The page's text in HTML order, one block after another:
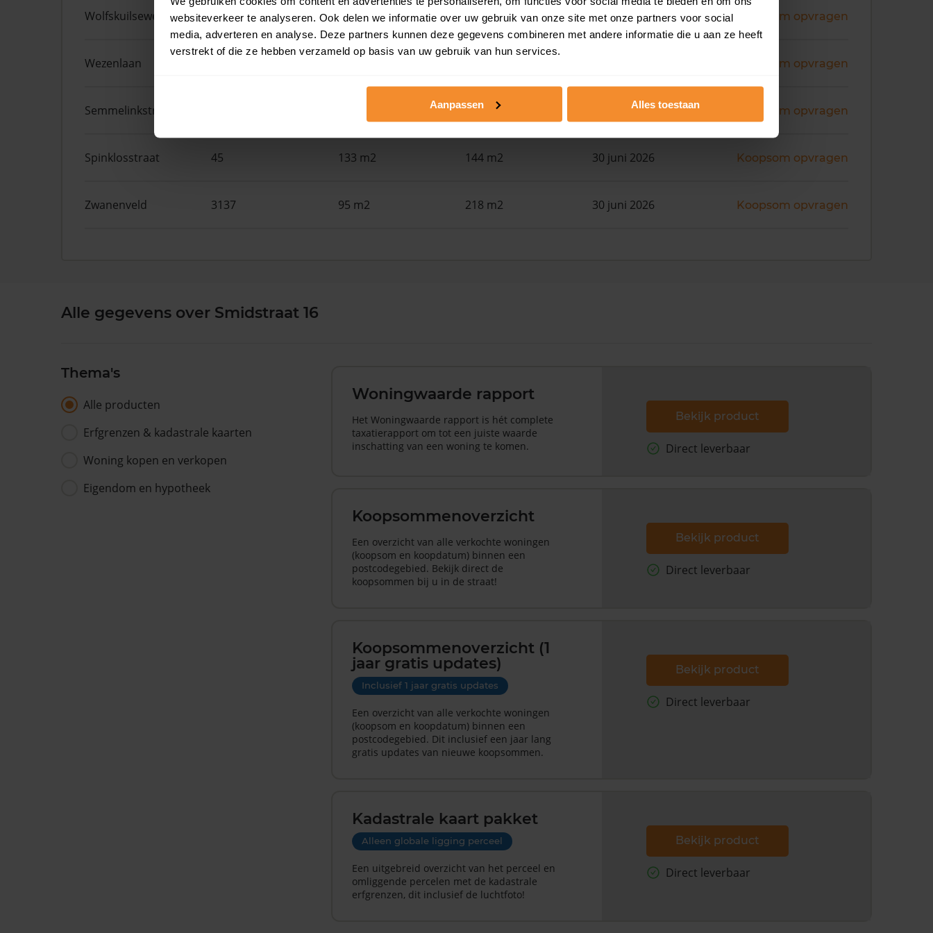
websiteverkeer te analyseren. Ook delen we informatie over uw gebruik van onze site met onze partners voor social
media, adverteren en analyse. Deze partners kunnen deze gegevens combineren met andere informatie die u aan ze heeft
verstrekt of die ze hebben verzameld op basis van uw gebruik van hun services.
Aanpassen Alles toestaan
Wolfskuilseweg 106 108 m2 153 m2 30 juni 2026 Koopsom opvragen
Wezenlaan Koopsom opvragen
Semmelinkstraat 248 m2 30 juni 2026 Koopsom opvragen
Spinklosstraat 45 133 m2 144 m2 30 juni 2026 Koopsom opvragen
Zwanenveld 3137 95 m2 218 m2 30 juni 2026 Koopsom opvragen
Alle gegevens over Smidstraat 16
Thema's
Alle producten
Erfgrenzen & kadastrale kaarten
Woning kopen en verkopen
Eigendom en hypotheek
Woningwaarde rapport
Het Woningwaarde rapport is hét complete
taxatierapport om tot een juiste waarde
inschatting van een woning te komen.
Bekijk product
Direct leverbaar
Koopsommenoverzicht
Een overzicht van alle verkochte woningen
(koopsom en koopdatum) binnen een
postcodegebied. Bekijk direct de
koopsommen bij u in de straat!
Bekijk product
Direct leverbaar
Koopsommenoverzicht (1
jaar gratis updates)
Inclusief 1 jaar gratis updates
Een overzicht van alle verkochte woningen
(koopsom en koopdatum) binnen een
postcodegebied. Dit inclusief een jaar lang
gratis updates van nieuwe koopsommen.
Bekijk product
Direct leverbaar
Kadastrale kaart pakket
Alleen globale ligging perceel
Een uitgebreid overzicht van het perceel en
omliggende percelen met de kadastrale
erfgrenzen, dit inclusief de luchtfoto!
Bekijk product
Direct leverbaar